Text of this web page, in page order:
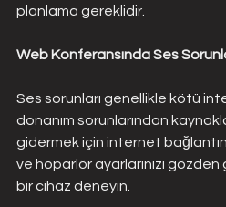
planlama gereklidir.
Web Konferansında Ses
Ses sorunları genellikle kötü
donanım sorunlarından
gidermek için internet
ve hoparlör ayarlarınızı
bir cihaz deneyin.